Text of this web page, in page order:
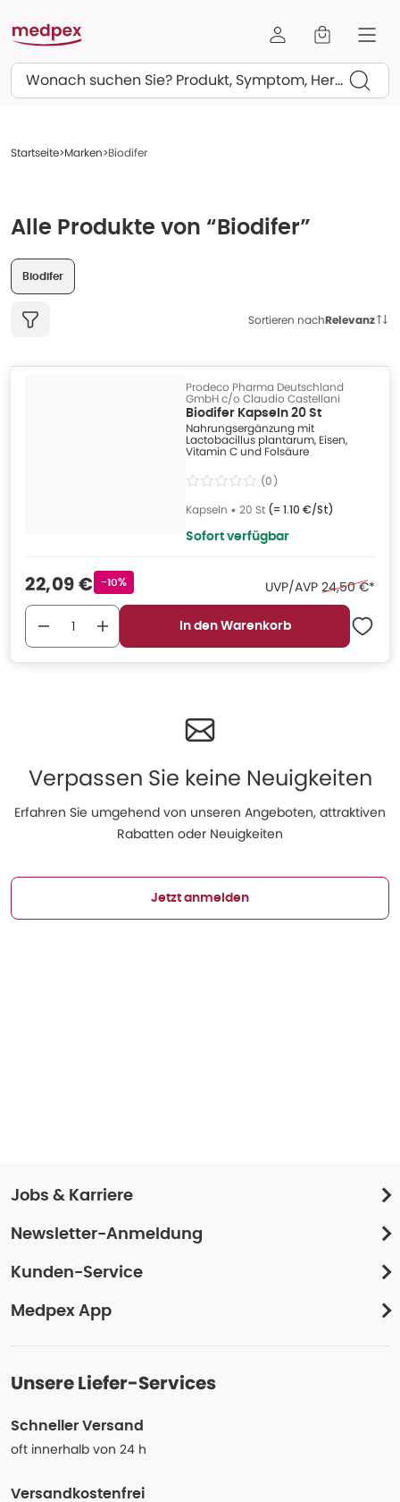
Suchen
Startseite Marken Biodifer
Alle Produkte von “Biodifer”
Biodifer
Sortieren nachRelevanz
Prodeco Pharma Deutschland
GmbH c/o Claudio Castellani
Biodifer Kapseln 20 St
Nahrungsergänzung mit
Lactobacillus plantarum, Eisen,
Vitamin C und Folsäure
(0)
Kapseln • 20 St (= 1.10 €/St)
Sofort verfügbar
Verkaufspreis
22,09 € Rabattstempel
-10% UVP/AVP Ehemaliger
24,50 €*
In den Warenkorb
Verpassen Sie keine Neuigkeiten
Erfahren Sie umgehend von unseren Angeboten, attraktiven
Rabatten oder Neuigkeiten
Jetzt anmelden
Jobs & Karriere
Newsletter-Anmeldung
Kunden-Service
Medpex App
Unsere Liefer-Services
Schneller Versand
oft innerhalb von 24 h
Versandkostenfrei